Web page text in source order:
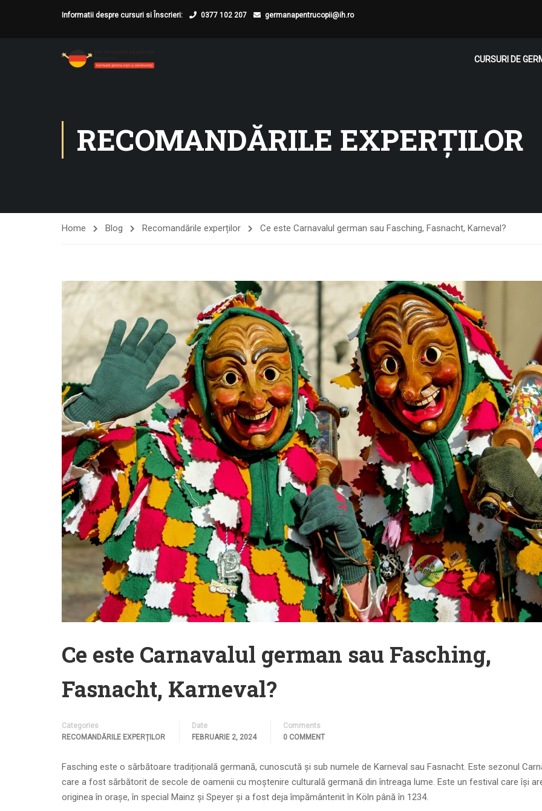
Informatii despre cursuri si Înscrieri: 0377 102 207 germanapentrucopii@ih.ro
CURSURI DE
RECOMANDĂRILE EXPERȚILOR
Home Blog Recomandările experților Ce este Carnavalul german sau Fasching, Fasnacht, Karneval?
Ce este Carnavalul german sau Fasching,
Fasnacht, Karneval?
Categories
RECOMANDĂRILE EXPERȚILOR
Date
FEBRUARIE 2, 2024
Comments
0 COMMENT
Fasching este o sărbătoare tradițională germană, cunoscută și sub numele de Karneval sau Fasnacht. Este sezonul
care a fost sărbătorit de secole de oamenii cu moștenire culturală germană din întreaga lume. Este un festival care își
originea în orașe, în special Mainz și Speyer și a fost deja împământenit în Köln până în 1234.